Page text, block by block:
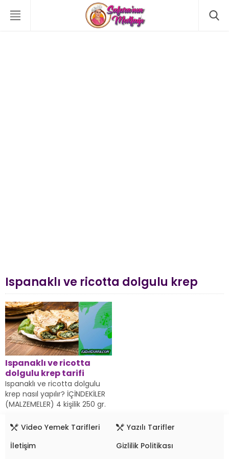
Ispanaklı ve ricotta dolgulu krep
Ispanaklı ve ricotta
dolgulu krep tarifi
Ispanaklı ve ricotta dolgulu
krep nasıl yapılır? İÇİNDEKİLER
(MALZEMELER) 4 kişilik 250 gr.
ıspanak...
Video Yemek Tarifleri
Yazılı Tarifler
İletişim
Gizlilik Politikası